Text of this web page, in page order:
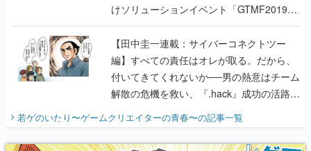
けソリューションイベント「GTMF2019」
に行って、より理解を深めよう【PR】
【田中圭一連載：サイバーコネクトツー
編】すべての責任はオレが取る。だから、
付いてきてくれないか──男の熱意はチーム
解散の危機を救い、『.hack』成功の活路を
『少年ジャンプ』色だった【若ゲのいた
り】
若ゲのいたり〜ゲームクリエイターの青春〜の記事一覧